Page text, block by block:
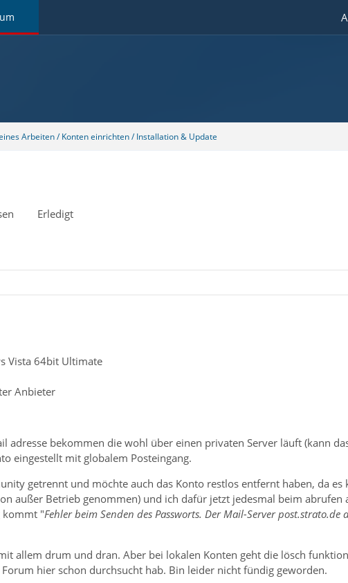
Arbeiten / Konten einrichten / Installation & Update
Erledigt
Vista 64bit Ultimate
Anbieter
adresse bekommen die wohl über einen privaten Server läuft (kann
eingestellt mit globalem Posteingang.
getrennt und möchte auch das Konto restlos entfernt haben, da
außer Betrieb genommen) und ich dafür jetzt jedesmal beim abrufen
kommt "Fehler beim Senden des Passworts. Der Mail-Server
allem drum und dran. Aber bei lokalen Konten geht die lösch
hier schon durchsucht hab. Bin leider nicht fündig geworden.